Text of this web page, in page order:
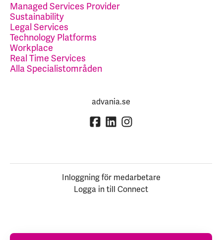
Managed Services Provider
Sustainability
Legal Services
Technology Platforms
Workplace
Real Time Services
Alla Specialistområden
advania.se
Inloggning för medarbetare
Logga in till Connect